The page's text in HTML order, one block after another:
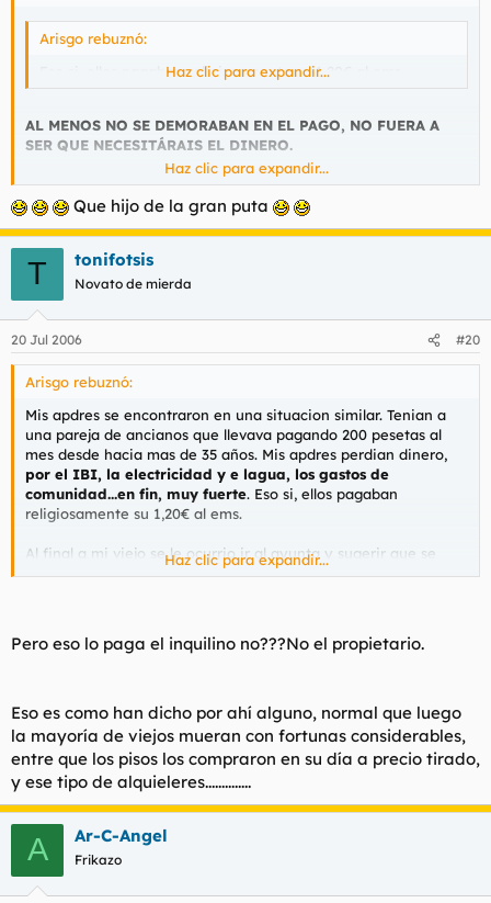
Arisgo rebuznó:
Eso si, ellos pagaban religiosamente su 1,20€ al ems
Haz clic para expandir...
AL MENOS NO SE DEMORABAN EN EL PAGO, NO FUERA A
SER QUE NECESITÁRAIS EL DINERO.
Haz clic para expandir...
Que hijo de la gran puta
T tonifotsis
Novato de mierda
20 Jul 2006 #20
Arisgo rebuznó:
Mis apdres se encontraron en una situacion similar. Tenian a
una pareja de ancianos que llevava pagando 200 pesetas al
mes desde hacia mas de 35 años. Mis apdres perdian dinero,
por el IBI, la electricidad y e lagua, los gastos de
comunidad...en fin, muy fuerte. Eso si, ellos pagaban
religiosamente su 1,20€ al ems.
Al final a mi viejo se le ocurrio ir al ayunta y sugerir que se
podia declarar en ruinas la casa. Al final, a los dos años, la casa
alquiler de VPO, que sale por unos 100 € al mes. Los ancianos
No se que habra sido de ellos, pero a bote pronto se quedaron
sin el piso de 1,20 € y sin el de los 100 € de VPO.
Se jodan por cabrones.
Haz clic para expandir...
Pero eso lo paga el inquilino no???No el propietario.
Eso es como han dicho por ahí alguno, normal que luego
la mayoría de viejos mueran con fortunas considerables,
entre que los pisos los compraron en su día a precio tirado,
y ese tipo de alquieleres..............
A Ar-C-Angel
Frikazo